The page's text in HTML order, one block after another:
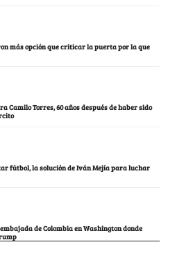
más opción que criticar la puerta por la que
Camilo Torres, 60 años después de haber sido
fútbol, la solución de Iván Mejía para luchar
de Colombia en Washington donde